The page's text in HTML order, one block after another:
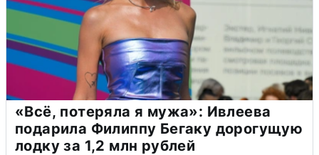
«Всё, потеряла я мужа»: Ивлеева
подарила Филиппу Бегаку дорогущую
лодку за 1,2 млн рублей